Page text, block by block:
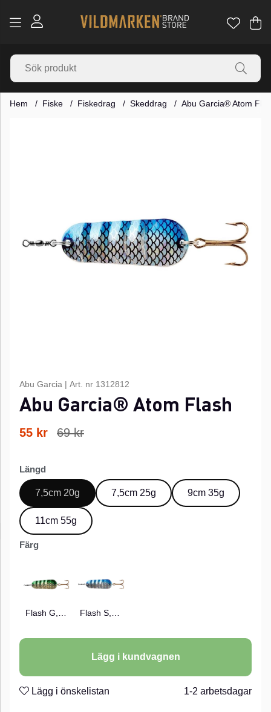
.
Hem Fiske Fiskedrag Skeddrag Abu Garcia® Atom
Abu Garcia | Art. nr 1312812
Abu Garcia® Atom Flash
69kr
55 kr
Längd
7,5cm 20g 7,5cm 25g 9cm 35g
11cm 55g
Färg
Lägg i kundvagnen
Lägg i önskelistan 1-2 arbetsdagar